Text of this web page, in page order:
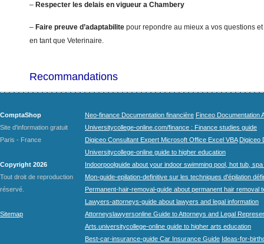
– Respecter les delais en vigueur a Chambery
– Faire preuve d’adaptabilite pour repondre au mieux a vos questions
en tant que Veterinaire.
Recommandations
ComptaShop
Site d'information gratuit
Paris - France
Copyright 2026
Tout droit de reproduction
réservé.
Sitemap
Neo-finance Documentation financière Finceo Documentation
Universitycollege-online.com/finance : Finance studies guide
Digiceo Consultant Expert Microsoft Office Excel VBA Digiceo
Universitycollege-online guide to higher education
Indoorpoolguide about your indoor swimming pool, hot tub,
Mon-guide-epilation-definitive sur les techniques d'épilation
Permanent-hair-removal-guide about permanent hair removal
Lawyers-attorneys-guide about lawyers and legal information
Attorneyslawyersonline Guide to Attorneys and Legal
Arts.universitycollege-online guide to higher arts education
Best-car-insurance-guide Car Insurance Guide Ideas-for-